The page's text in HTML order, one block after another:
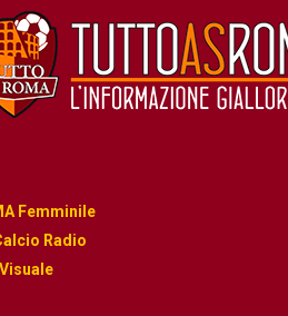
Femminile
Radio